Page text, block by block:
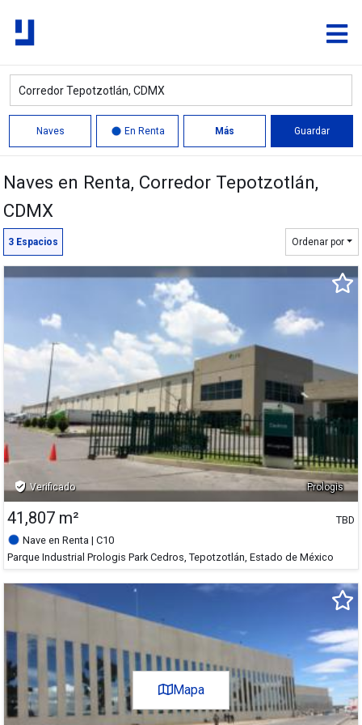
Naves En Renta Más Guardar
50,127 m²
20,603 m²
50,127 m²
20,603 m²
Quitar
+
Satélite
Naves en Renta, Corredor Tepotzotlán,
CDMX
3 Espacios Ordenar por
Prologis
verified_user Verificado
41,807 m²
TBD
Nave en Renta | C10
Parque Industrial Prologis Park Cedros, Tepotzotlán, Estado de México
Mapa